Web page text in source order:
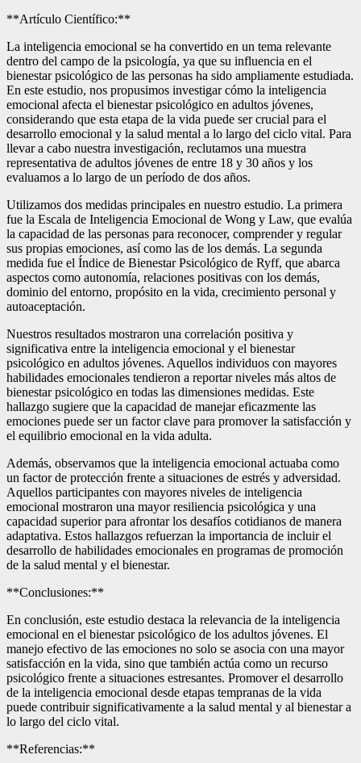
**Artículo Científico:**
La inteligencia emocional se ha convertido en un tema relevante
dentro del campo de la psicología, ya que su influencia en el
bienestar psicológico de las personas ha sido ampliamente estudiada.
En este estudio, nos propusimos investigar cómo la inteligencia
emocional afecta el bienestar psicológico en adultos jóvenes,
considerando que esta etapa de la vida puede ser crucial para el
desarrollo emocional y la salud mental a lo largo del ciclo vital. Para
llevar a cabo nuestra investigación, reclutamos una muestra
representativa de adultos jóvenes de entre 18 y 30 años y los
evaluamos a lo largo de un período de dos años.
Utilizamos dos medidas principales en nuestro estudio. La primera
fue la Escala de Inteligencia Emocional de Wong y Law, que evalúa
la capacidad de las personas para reconocer, comprender y regular
sus propias emociones, así como las de los demás. La segunda
medida fue el Índice de Bienestar Psicológico de Ryff, que abarca
aspectos como autonomía, relaciones positivas con los demás,
dominio del entorno, propósito en la vida, crecimiento personal y
autoaceptación.
Nuestros resultados mostraron una correlación positiva y
significativa entre la inteligencia emocional y el bienestar
psicológico en adultos jóvenes. Aquellos individuos con mayores
habilidades emocionales tendieron a reportar niveles más altos de
bienestar psicológico en todas las dimensiones medidas. Este
hallazgo sugiere que la capacidad de manejar eficazmente las
emociones puede ser un factor clave para promover la satisfacción y
el equilibrio emocional en la vida adulta.
Además, observamos que la inteligencia emocional actuaba como
un factor de protección frente a situaciones de estrés y adversidad.
Aquellos participantes con mayores niveles de inteligencia
emocional mostraron una mayor resiliencia psicológica y una
capacidad superior para afrontar los desafíos cotidianos de manera
adaptativa. Estos hallazgos refuerzan la importancia de incluir el
desarrollo de habilidades emocionales en programas de promoción
de la salud mental y el bienestar.
**Conclusiones:**
En conclusión, este estudio destaca la relevancia de la inteligencia
emocional en el bienestar psicológico de los adultos jóvenes. El
manejo efectivo de las emociones no solo se asocia con una mayor
satisfacción en la vida, sino que también actúa como un recurso
psicológico frente a situaciones estresantes. Promover el desarrollo
de la inteligencia emocional desde etapas tempranas de la vida
puede contribuir significativamente a la salud mental y al bienestar a
lo largo del ciclo vital.
**Referencias:**